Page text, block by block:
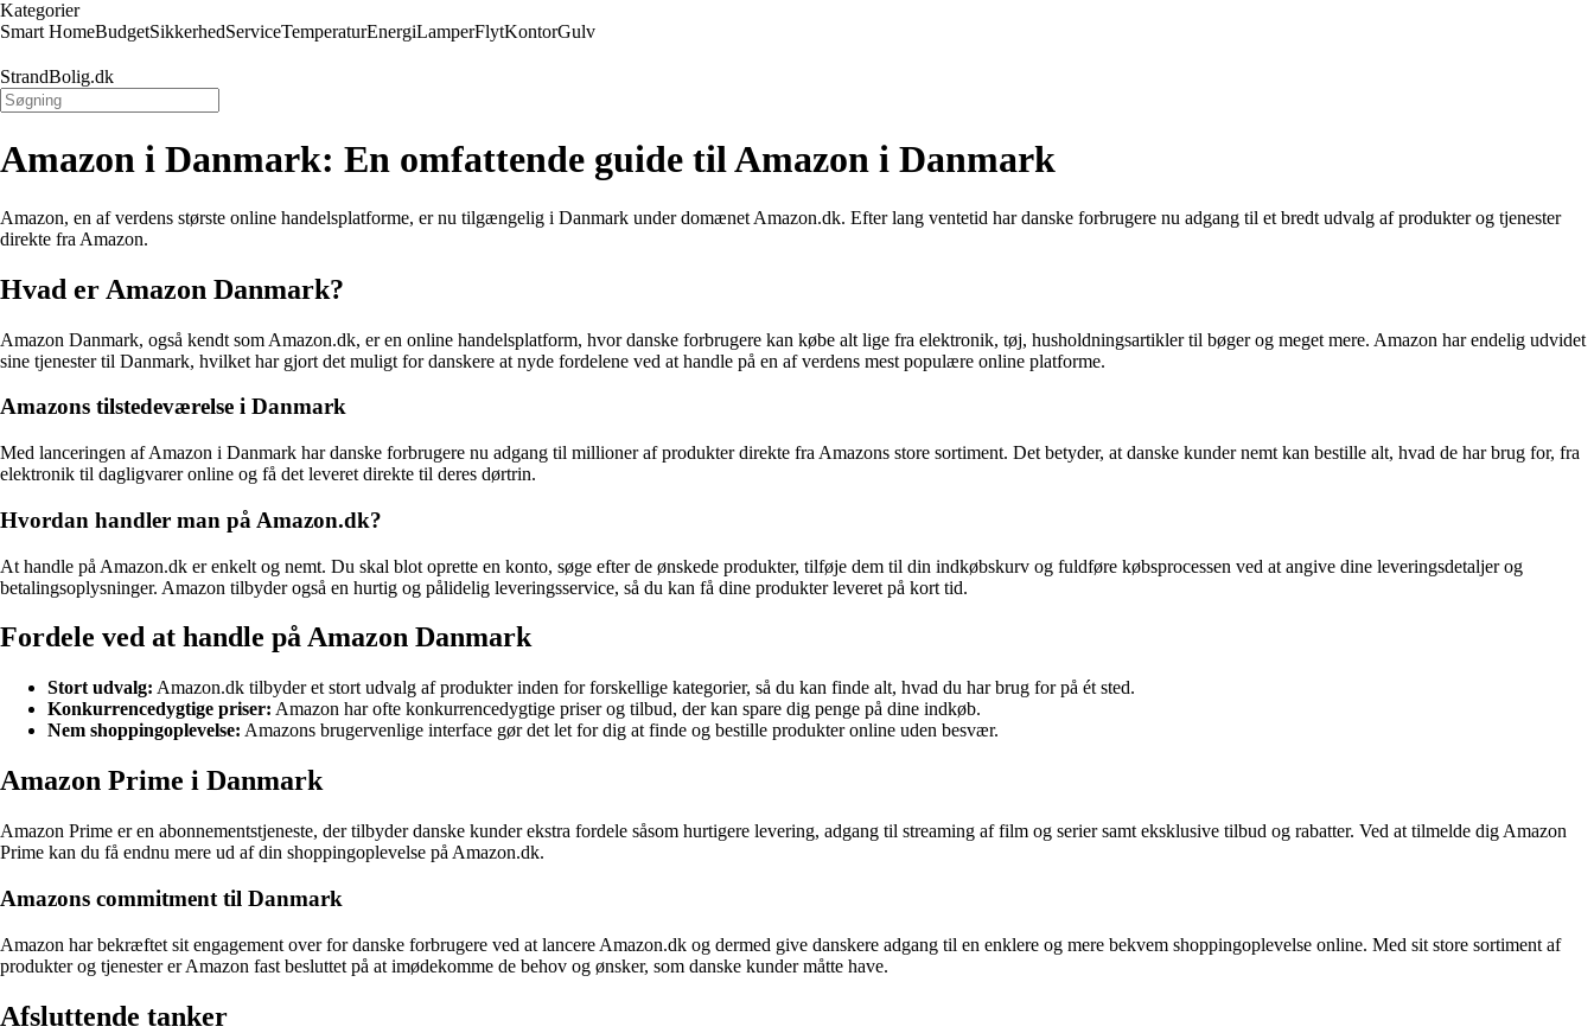
Kategorier
Smart HomeBudgetSikkerhedServiceTemperaturEnergiLamperFlytKontorGulv
StrandBolig.dk
Amazon i Danmark: En omfattende guide til Amazon i Danmark
Amazon, en af verdens største online handelsplatforme, er nu tilgængelig i Danmark under domænet Amazon.dk. Efter lang ventetid har danske forbrugere nu adgang til et bredt udvalg af produkter og tjenester
direkte fra Amazon.
Hvad er Amazon Danmark?
Amazon Danmark, også kendt som Amazon.dk, er en online handelsplatform, hvor danske forbrugere kan købe alt lige fra elektronik, tøj, husholdningsartikler til bøger og meget mere. Amazon har endelig udvidet
sine tjenester til Danmark, hvilket har gjort det muligt for danskere at nyde fordelene ved at handle på en af verdens mest populære online platforme.
Amazons tilstedeværelse i Danmark
Med lanceringen af Amazon i Danmark har danske forbrugere nu adgang til millioner af produkter direkte fra Amazons store sortiment. Det betyder, at danske kunder nemt kan bestille alt, hvad de har brug for, fra
elektronik til dagligvarer online og få det leveret direkte til deres dørtrin.
Hvordan handler man på Amazon.dk?
At handle på Amazon.dk er enkelt og nemt. Du skal blot oprette en konto, søge efter de ønskede produkter, tilføje dem til din indkøbskurv og fuldføre købsprocessen ved at angive dine leveringsdetaljer og
betalingsoplysninger. Amazon tilbyder også en hurtig og pålidelig leveringsservice, så du kan få dine produkter leveret på kort tid.
Fordele ved at handle på Amazon Danmark
Stort udvalg: Amazon.dk tilbyder et stort udvalg af produkter inden for forskellige kategorier, så du kan finde alt, hvad du har brug for på ét sted.
Konkurrencedygtige priser: Amazon har ofte konkurrencedygtige priser og tilbud, der kan spare dig penge på dine indkøb.
Nem shoppingoplevelse: Amazons brugervenlige interface gør det let for dig at finde og bestille produkter online uden besvær.
Amazon Prime i Danmark
Amazon Prime er en abonnementstjeneste, der tilbyder danske kunder ekstra fordele såsom hurtigere levering, adgang til streaming af film og serier samt eksklusive tilbud og rabatter. Ved at tilmelde dig Amazon
Prime kan du få endnu mere ud af din shoppingoplevelse på Amazon.dk.
Amazons commitment til Danmark
Amazon har bekræftet sit engagement over for danske forbrugere ved at lancere Amazon.dk og dermed give danskere adgang til en enklere og mere bekvem shoppingoplevelse online. Med sit store sortiment af
produkter og tjenester er Amazon fast besluttet på at imødekomme de behov og ønsker, som danske kunder måtte have.
Afsluttende tanker